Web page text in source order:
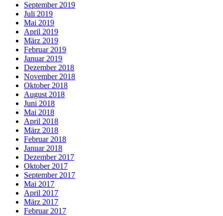
September 2019
Juli 2019
Mai 2019
April 2019
März 2019
Februar 2019
Januar 2019
Dezember 2018
November 2018
Oktober 2018
August 2018
Juni 2018
Mai 2018
April 2018
März 2018
Februar 2018
Januar 2018
Dezember 2017
Oktober 2017
September 2017
Mai 2017
April 2017
März 2017
Februar 2017